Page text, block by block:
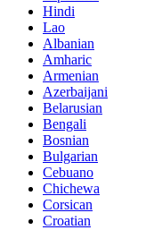
Hindi
Lao
Albanian
Amharic
Armenian
Azerbaijani
Belarusian
Bengali
Bosnian
Bulgarian
Cebuano
Chichewa
Corsican
Croatian